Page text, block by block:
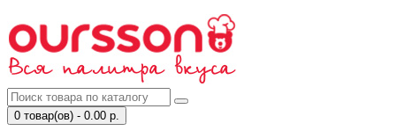
0 товар(ов) - 0.00 р.